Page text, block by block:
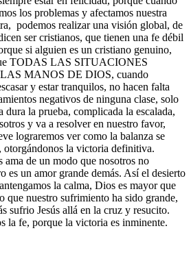
los problemas y afectamos nuestra
podemos realizar una visión global, de
ser cristianos, que tienen una fe débil
si alguien es un cristiano genuino,
TODAS LAS SITUACIONES
MANOS DE DIOS, cuando
y estar tranquilos, no hacen falta
negativos de ninguna clase, solo
dura la prueba, complicada la escalada,
y va a resolver en nuestro favor,
lograremos ver como la balanza se
otorgándonos la victoria definitiva.
ama de un modo que nosotros no
es un amor grande demás. Así el desierto
la calma, Dios es mayor que
que nuestro sufrimiento ha sido grande,
sufrio Jesús allá en la cruz y resucito.
la fe, porque la victoria es inminente.